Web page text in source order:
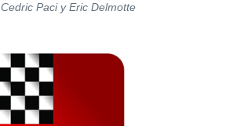
Cedric Paci y Eric Delmotte